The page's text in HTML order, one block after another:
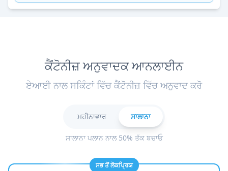
ਕੈਂਟੋਨੀਜ਼ ਅਨੁਵਾਦਕ ਆਨਲਾਈਨ
ਏਆਈ ਨਾਲ ਸਕਿੰਟਾਂ ਵਿੱਚ ਕੈਂਟੋਨੀਜ਼ ਵਿੱਚ ਅਨੁਵਾਦ ਕਰੋ
ਮਹੀਨਾਵਾਰ ਸਾਲਾਨਾ
ਸਾਲਾਨਾ ਪਲਾਨ ਨਾਲ 50% ਤੱਕ ਬਚਾਓ
ਸਭ ਤੋਂ ਲੋਕਪ੍ਰਿਯ